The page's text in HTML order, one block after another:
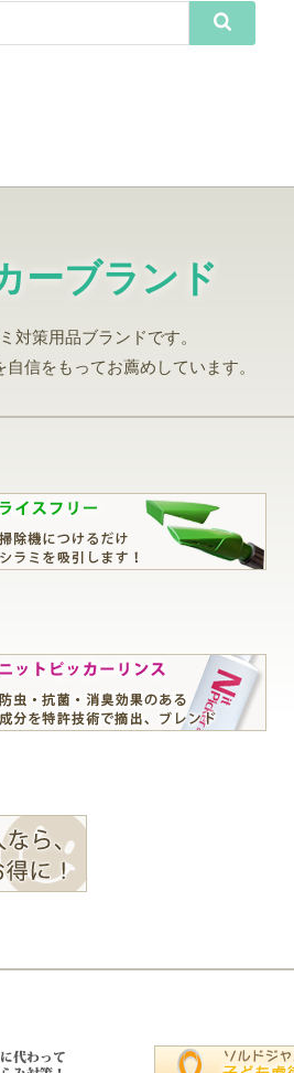
ーブランド
対策用品ブランドです。
信をもってお薦めしています。